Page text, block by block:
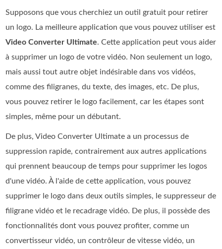
Supposons que vous cherchiez un outil gratuit pour retirer
un logo. La meilleure application que vous pouvez utiliser est
Video Converter Ultimate. Cette application peut vous aider
à supprimer un logo de votre vidéo. Non seulement un logo,
mais aussi tout autre objet indésirable dans vos vidéos,
comme des filigranes, du texte, des images, etc. De plus,
vous pouvez retirer le logo facilement, car les étapes sont
simples, même pour un débutant.
De plus, Video Converter Ultimate a un processus de
suppression rapide, contrairement aux autres applications
qui prennent beaucoup de temps pour supprimer les logos
d'une vidéo. À l'aide de cette application, vous pouvez
supprimer le logo dans deux outils simples, le suppresseur de
filigrane vidéo et le recadrage vidéo. De plus, il possède des
fonctionnalités dont vous pouvez profiter, comme un
convertisseur vidéo, un contrôleur de vitesse vidéo, un